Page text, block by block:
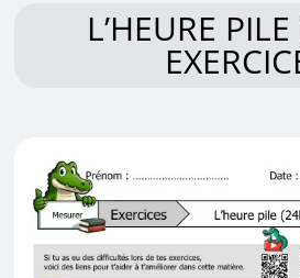
L’HEURE